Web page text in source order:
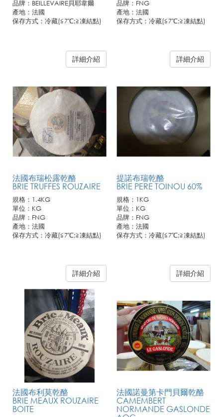
品牌：BEILLEVAIRE貝耶韋爾
產地：法國
保存方式：冷藏(≦7℃;≧凍結點)
詳細介紹
品牌：FNG
產地：法國
保存方式：冷藏(≦7℃;≧凍結點)
詳細介紹
法國布瑞松露乾酪
BRIE TRUFFES ROUZAIRE
規格：1.4KG
單位：KG
品牌：FNG
產地：法國
保存方式：冷藏(≦7℃;≧凍結點)
詳細介紹
提諾布瑞乾酪
BRIE PERE TOINOU 60%
規格：1KG
單位：KG
品牌：FNG
產地：法國
保存方式：冷藏(≦7℃;≧凍結點)
詳細介紹
法國布利莫乾酪
BRIE MEAUX ROUZAIRE
BOITE
法國諾曼第卡門貝爾乾酪
CAMEMBERT
NORMANDE GASLONDE